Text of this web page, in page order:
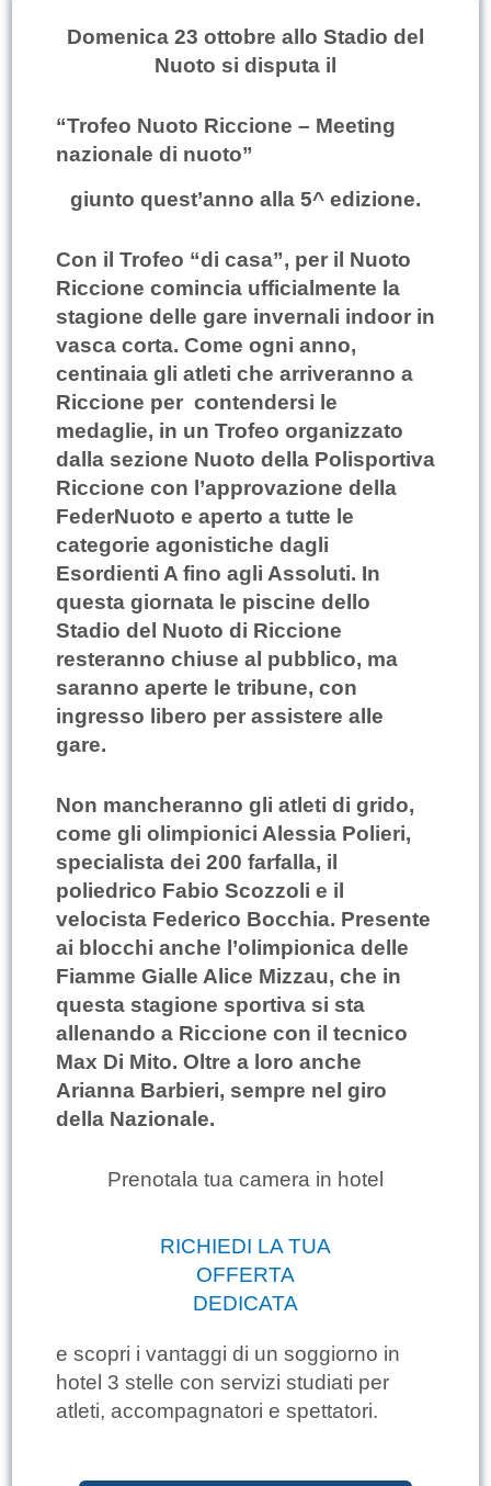
Domenica 23 ottobre allo Stadio del
Nuoto si disputa il
“Trofeo Nuoto Riccione – Meeting
nazionale di nuoto”
giunto quest’anno alla 5^ edizione.
Con il Trofeo “di casa”, per il Nuoto
Riccione comincia ufficialmente la
stagione delle gare invernali indoor in
vasca corta. Come ogni anno,
centinaia gli atleti che arriveranno a
Riccione per contendersi le
medaglie, in un Trofeo organizzato
dalla sezione Nuoto della Polisportiva
Riccione con l’approvazione della
FederNuoto e aperto a tutte le
categorie agonistiche dagli
Esordienti A fino agli Assoluti. In
questa giornata le piscine dello
Stadio del Nuoto di Riccione
resteranno chiuse al pubblico, ma
saranno aperte le tribune, con
ingresso libero per assistere alle
gare.
Non mancheranno gli atleti di grido,
come gli olimpionici Alessia Polieri,
specialista dei 200 farfalla, il
poliedrico Fabio Scozzoli e il
velocista Federico Bocchia. Presente
ai blocchi anche l’olimpionica delle
Fiamme Gialle Alice Mizzau, che in
questa stagione sportiva si sta
allenando a Riccione con il tecnico
Max Di Mito. Oltre a loro anche
Arianna Barbieri, sempre nel giro
della Nazionale.
Prenotala tua camera in hotel
RICHIEDI LA TUA
OFFERTA
DEDICATA
e scopri i vantaggi di un soggiorno in
hotel 3 stelle con servizi studiati per
atleti, accompagnatori e spettatori.